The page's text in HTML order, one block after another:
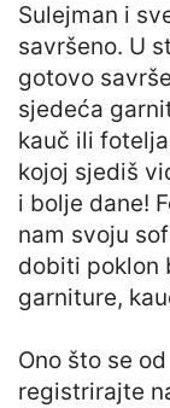
Sulejman i
savršeno. U
gotovo
sjedeća
kauč ili
kojoj sjediš
i bolje dane!
nam svoju
dobiti poklon
garniture,
Ono što se
registrirajte